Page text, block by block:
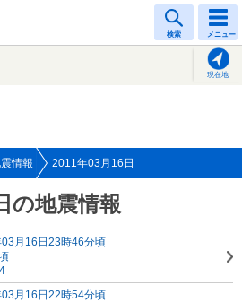
検索 メニュー
現在地
情報 2011年03月16日
の地震情報
月16日23時46分頃
月16日22時54分頃